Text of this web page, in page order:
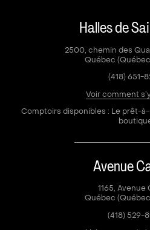
Halles de
2500, chemin des
Québec
(418) 651-
Voir comment
Comptoirs disponibles : Le prêt-
Avenue
1165, Avenue
Québec
(418) 529-